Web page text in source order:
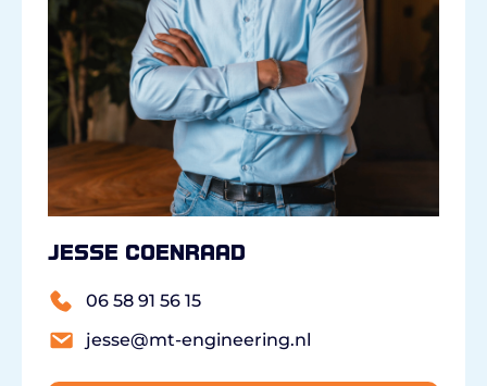
Jesse Coenraad
06 58 91 56 15
jesse@mt-engineering.nl